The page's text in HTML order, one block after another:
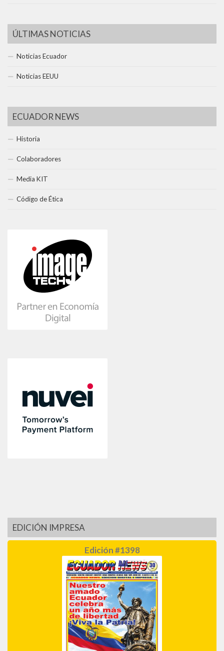
ÚLTIMAS NOTICIAS
Noticias Ecuador
Noticias EEUU
ECUADOR NEWS
Historia
Colaboradores
Media KIT
Código de Ética
EDICIÓN IMPRESA
Edición #1398